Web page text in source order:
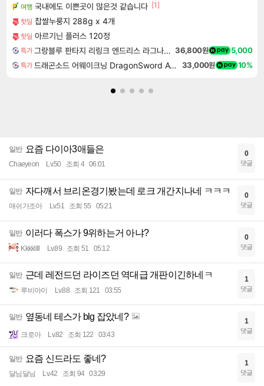
여행 국내에도 이쁜곳이 많은것 같습니다 [1]
핫딜 찹쌀누룽지 288g x 4개
핫딜 아르기닌 플러스 120정
특가 그랑블루 판타지 리링크 엔드리스 라그나로크 업그레이드 킷 Granblue Fantasy Relink Endless Ragnarok Upgrade Kit DLC 36,800원 5,000
특가 드래곤소드 어웨이크닝 DragonSword Awakening 33,000원 10%
일반 요즘 다이아3애들은
Chaeyeon Lv.50 조회 4 06:01
0
댓글
일반 자다깨서 브리온경기봤는데 로크 개간지나네 ㅋㅋㅋ
애쉬가조아 Lv.51 조회 55 05:21
0
댓글
일반 이러다 폭스가 9위하는거 아냐?
Kkkkllll Lv.89 조회 51 05:12
0
댓글
일반 근데 레전드던 라이즈던 역대급 개판이긴하네ㅋ
루비아이 Lv.88 조회 121 03:55
1
댓글
일반 옆동네 테스가 blg 잡았네?
크로아 Lv.82 조회 122 03:43
1
댓글
일반 요즘 신드라도 좋네?
달님달님 Lv.42 조회 94 03:29
1
댓글